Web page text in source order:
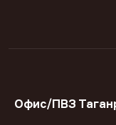
Офис/ПВЗ